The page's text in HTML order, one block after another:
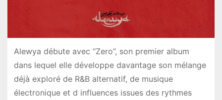
Alewya débute avec “Zero”, son premier album
dans lequel elle développe davantage son mélange
déjà exploré de R&B alternatif, de musique
électronique et d influences issues des rythmes